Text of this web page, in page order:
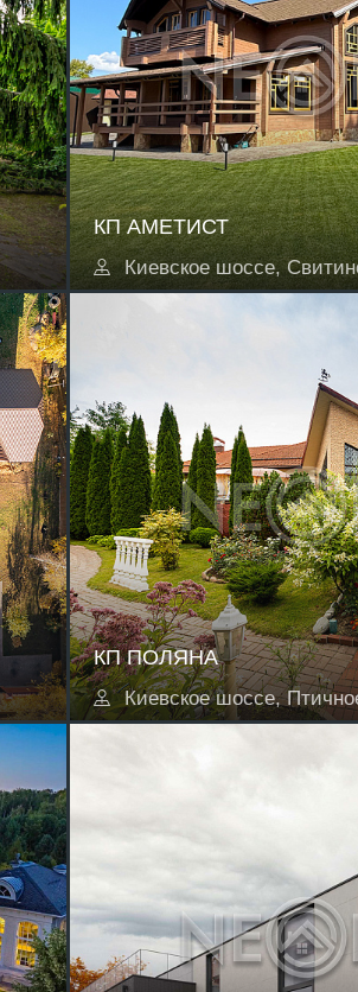
КП АМЕТИСТ
Киевское шоссе,
КП ПОЛЯНА
Киевское шоссе,